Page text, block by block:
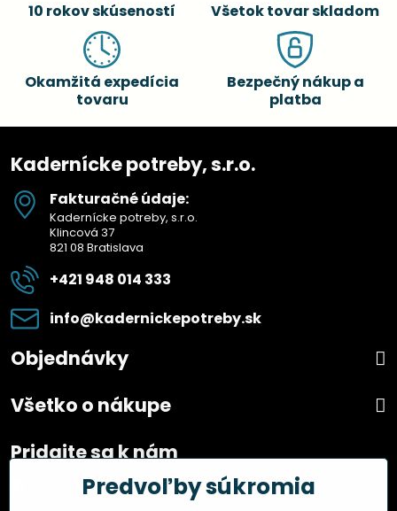
10 rokov skúseností Všetok tovar skladom
Okamžitá expedícia
tovaru
Bezpečný nákup a
platba
Kadernícke potreby, s.r.o.
Fakturačné údaje:
Kadernícke potreby, s.r.o.
Klincová 37
821 08 Bratislava
+421 948 014 333
info​@kadernickepotreby​.sk
Objednávky
Všetko o nákupe
Pridajte sa k nám
FacebookPredvoľby súkromia